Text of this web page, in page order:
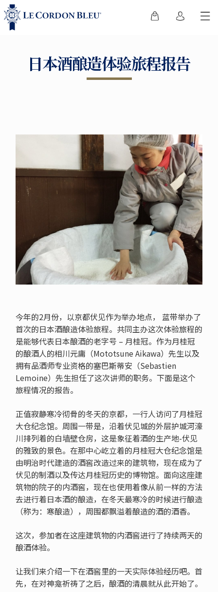
日本酒酿造体验旅程报告
今年的2月份，以京都伏见作为举办地点， 蓝带举办了
首次的日本酒酿造体验旅程。共同主办这次体验旅程的
是能够代表日本酿酒的老字号 – 月桂冠。作为月桂冠
的酿酒人的相川元庸（Mototsune Aikawa）先生以及
拥有品酒师专业资格的塞巴斯蒂安（Sebastien
Lemoine）先生担任了这次讲师的职务。下面是这个
旅程情况的报告。
正值寂静寒冷彻骨的冬天的京都，一行人访问了月桂冠
大仓纪念馆。周围一带是，沿着伏见城的外层护城河濠
川排列着的白墙壁仓房，这是象征着酒的生产地-伏见
的雅致的景色。在那中心屹立着的月桂冠大仓纪念馆是
由明治时代建造的酒窖改造过来的建筑物，现在成为了
伏见的制酒以及传达月桂冠历史的博物馆。面向这座建
筑物的院子的内酒窖，现在也使用着像从前一样的方法
去进行着日本酒的酿造，在冬天最寒冷的时候进行酿造
（称为：寒酿造），周围都飘溢着酿造的酒的酒香。
这次，参加者在这座建筑物的内酒窖进行了持续两天的
酿酒体验。
让我们来介绍一下在酒窖里的一天实际体验经历吧。首
先，在对神龛祈祷了之后，酿酒的清晨就从此开始了。